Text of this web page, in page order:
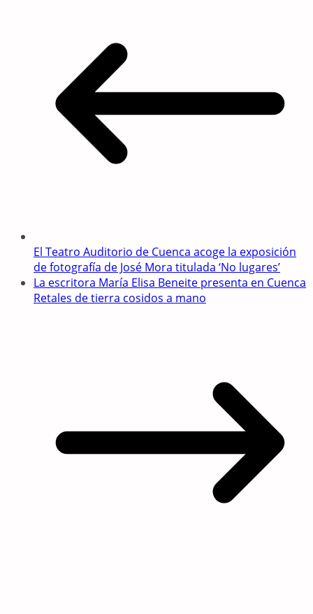
El Teatro Auditorio de Cuenca acoge la exposición
de fotografía de José Mora titulada ‘No lugares’
La escritora María Elisa Beneite presenta en Cuenca
Retales de tierra cosidos a mano